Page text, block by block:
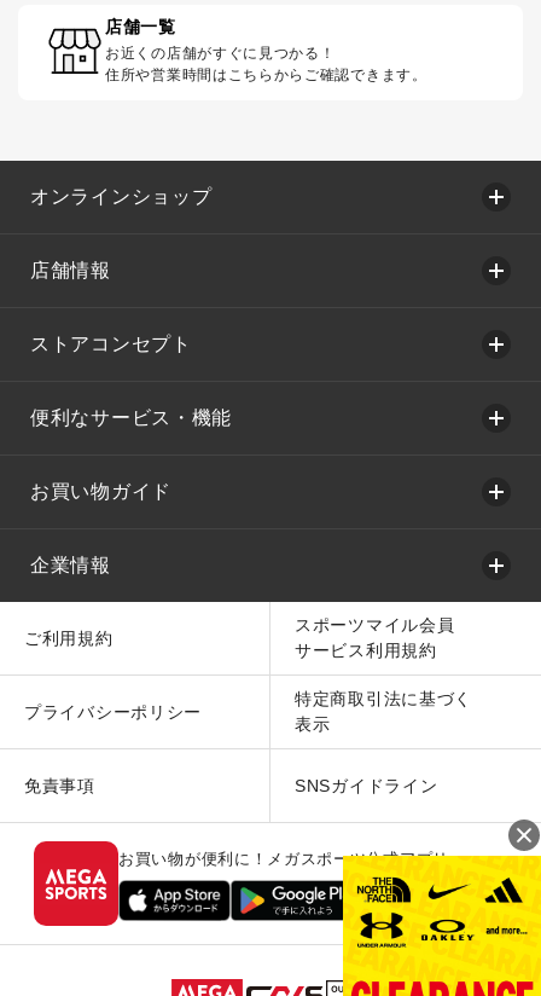
店舗一覧
お近くの店舗がすぐに見つかる！
住所や営業時間はこちらからご確認できます。
オンラインショップ
店舗情報
ストアコンセプト
便利なサービス・機能
お買い物ガイド
企業情報
ご利用規約
スポーツマイル会員
サービス利用規約
プライバシーポリシー
特定商取引法に基づく
表示
免責事項 SNSガイドライン
お買い物が便利に！メガスポーツ公式アプリ